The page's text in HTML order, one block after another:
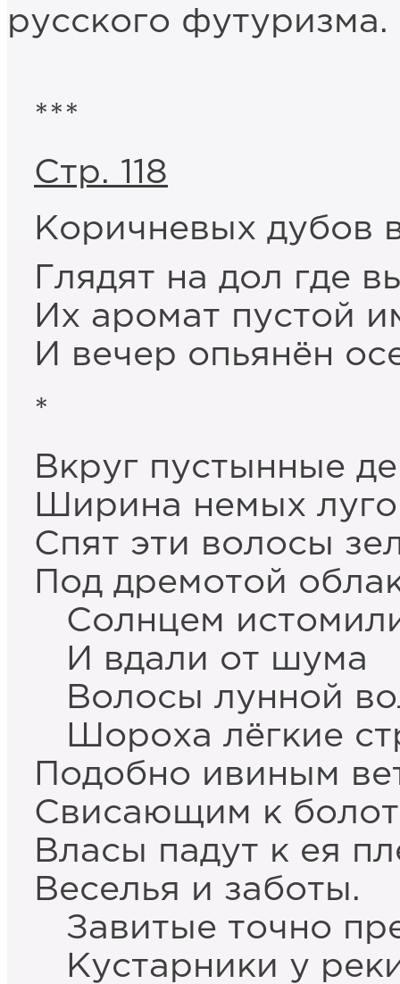
русского футуризма.
***
Cтр. 118
Коричневых дубов
Глядят на дол где
Их аромат пустой
И вечер опьянён
*
Вкруг пустынные
Ширина немых
Спят эти волосы
Под дремотой
Солнцем
И вдали от шума
Волосы лунной
Шороха лёгкие
Подобно ивиным
Свисающим к
Власы падут к ея
Веселья и заботы.
Завитые точно
Кустарники у